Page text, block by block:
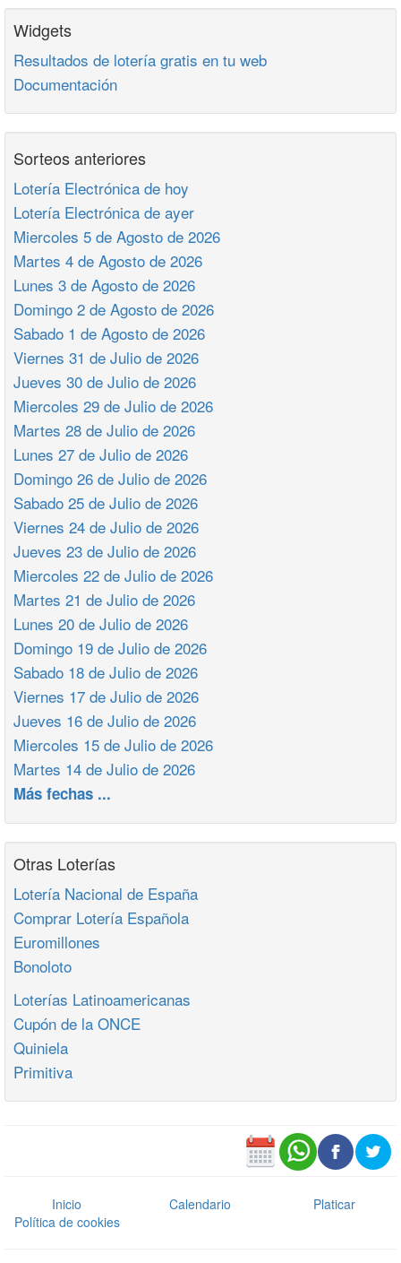
Widgets
Resultados de lotería gratis en tu web
Documentación
Sorteos anteriores
Lotería Electrónica de hoy
Lotería Electrónica de ayer
Miercoles 5 de Agosto de 2026
Martes 4 de Agosto de 2026
Lunes 3 de Agosto de 2026
Domingo 2 de Agosto de 2026
Sabado 1 de Agosto de 2026
Viernes 31 de Julio de 2026
Jueves 30 de Julio de 2026
Miercoles 29 de Julio de 2026
Martes 28 de Julio de 2026
Lunes 27 de Julio de 2026
Domingo 26 de Julio de 2026
Sabado 25 de Julio de 2026
Viernes 24 de Julio de 2026
Jueves 23 de Julio de 2026
Miercoles 22 de Julio de 2026
Martes 21 de Julio de 2026
Lunes 20 de Julio de 2026
Domingo 19 de Julio de 2026
Sabado 18 de Julio de 2026
Viernes 17 de Julio de 2026
Jueves 16 de Julio de 2026
Miercoles 15 de Julio de 2026
Martes 14 de Julio de 2026
Más fechas ...
Otras Loterías
Lotería Nacional de España
Comprar Lotería Española
Euromillones
Bonoloto
Loterías Latinoamericanas
Cupón de la ONCE
Quiniela
Primitiva
Inicio Calendario
Platicar
Política de cookies